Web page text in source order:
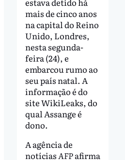
mais de cinco anos
na capital do Reino
Unido, Londres,
nesta segunda-
feira (24), e
embarcou rumo ao
seu país natal. A
informação é do
site WikiLeaks, do
qual Assange é
dono.
A agência de
notíciasAFPafirma